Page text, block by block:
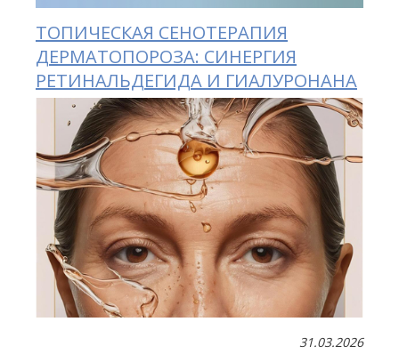
ТОПИЧЕСКАЯ CЕНОТЕРАПИЯ
ДЕРМАТОПОРОЗА: СИНЕРГИЯ
РЕТИНАЛЬДЕГИДА И ГИАЛУРОНАНА
31.03.2026